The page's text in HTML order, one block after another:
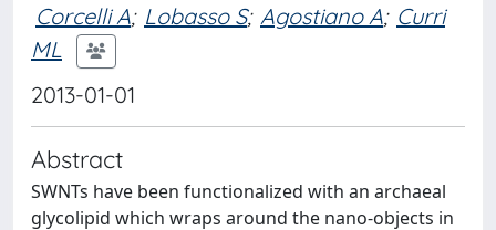
Corcelli A; Lobasso S; Agostiano A; Curri
ML
2013-01-01
Abstract
SWNTs have been functionalized with an archaeal
glycolipid which wraps around the nano-objects in